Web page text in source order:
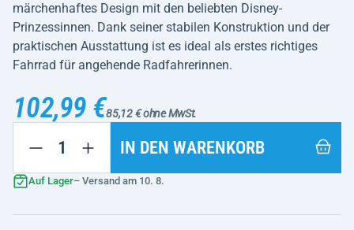
märchenhaftes Design mit den beliebten Disney-
Prinzessinnen. Dank seiner stabilen Konstruktion und der
praktischen Ausstattung ist es ideal als erstes richtiges
Fahrrad für angehende Radfahrerinnen.
102,99 €85,12 € ohne MwSt.
IN DEN WARENKORB
Auf Lager– Versand am 10. 8.